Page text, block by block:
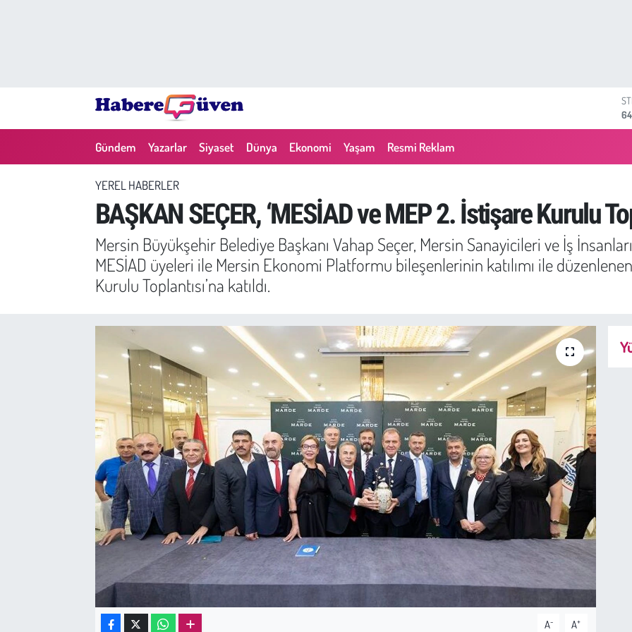
Gündem Yazarlar Siyaset Dünya Ekonomi Yaşam Resmi Reklam
YEREL HABERLER
BAŞKAN SEÇER, ‘MESİAD ve MEP 2. İstişare Kurulu
Mersin Büyükşehir Belediye Başkanı Vahap Seçer, Mersin Sanayicileri ve İş
MESİAD üyeleri ile Mersin Ekonomi Platformu bileşenlerinin katılımı ile düzenlenen
Kurulu Toplantısı’na katıldı.
A- A+
Siyaset
Yerel Haberler
Kültür Sanat
İnsan Hakları
Hayvan Hakları
Süper Lig Puan Durumu ve Fikstür
Son Dakika Haberleri